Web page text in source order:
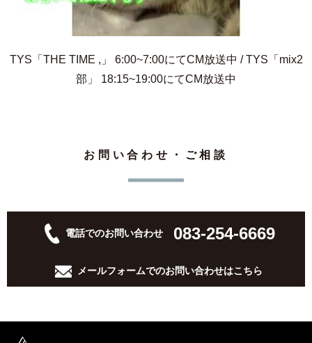
TYS「THE TIME ,」 6:00~7:00にてCM放送中 / TYS「mix2
部」 18:15~19:00にてCM放送中
お問い合わせ・ご相談
電話でのお問い合わせ 083-254-6669
メールフォームでのお問い合わせはこちら